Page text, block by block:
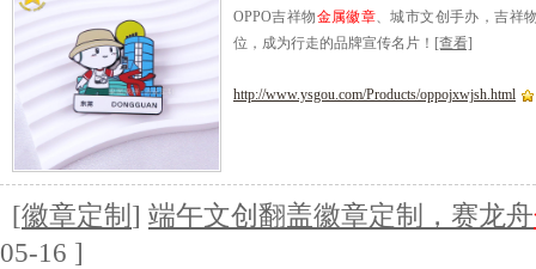
OPPO吉祥物金属徽章、城市文创手办，吉祥
位，成为行走的品牌宣传名片！ [查看]
http://www.ysgou.com/Products/oppojxwjsh.html
[徽章定制 ] 端午文创翻盖徽章定制，赛龙舟
05-16 ]